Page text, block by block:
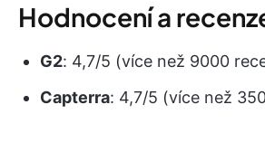
Hodnocení a
G2: 4,7/5 (více než 9000
Capterra: 4,7/5 (více než